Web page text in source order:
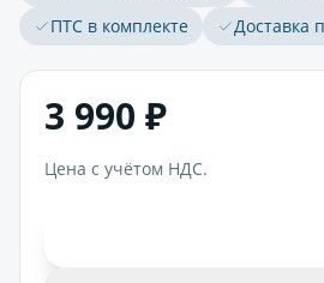
ПТС в комплекте
Доставка
3 990 ₽
Цена с учётом НДС.